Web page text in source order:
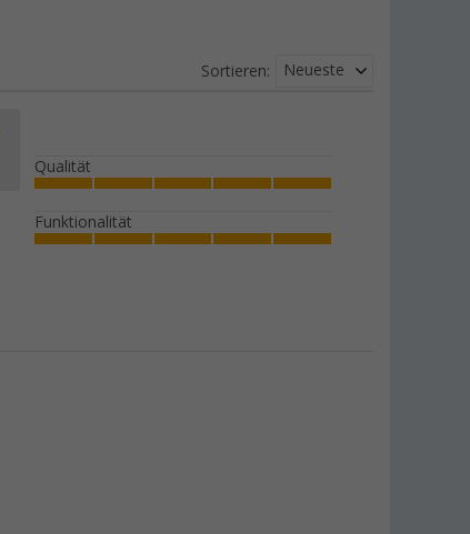
Sortieren: Neueste
Qualität
Funktionalität